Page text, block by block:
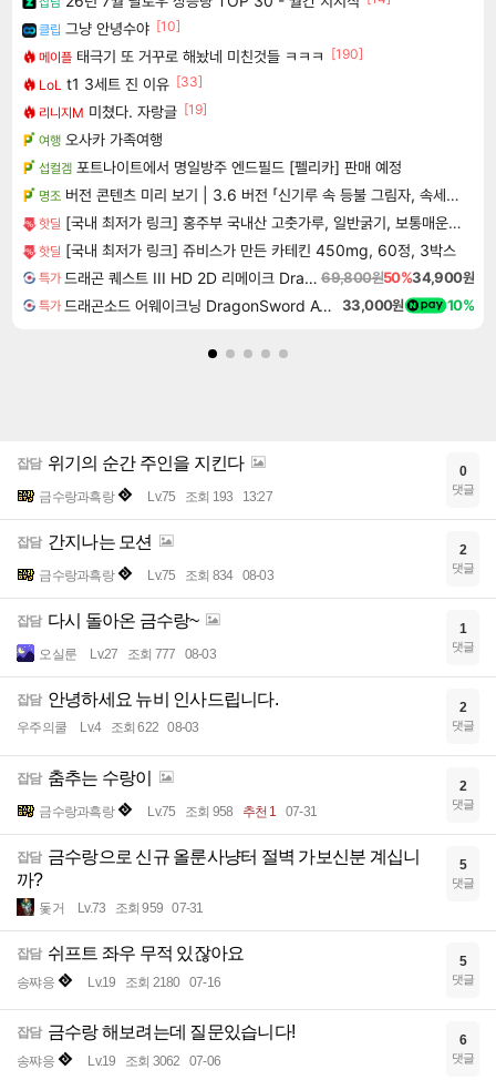
클립 그냥 안녕수야 [10]
메이플 태극기 또 거꾸로 해놨네 미친것들 ㅋㅋㅋ
[190]
LoL t1 3세트 진 이유 [33]
리니지M 미쳤다. 자랑글 [19]
여행 오사카 가족여행
섭컬겜 포트나이트에서 명일방주 엔드필드 [펠리카] 판매 예정
명조 버전 콘텐츠 미리 보기 | 3.6 버전 「신기루 속 등불 그림자, 속세에 깃든 검의 결심」이 8월 20일에 업데이트됩니다!
핫딜 [국내 최저가 링크] 홍주부 국내산 고춧가루, 일반굵기, 보통매운맛, 1kg, 1개
핫딜 [국내 최저가 링크] 쥬비스가 만든 카테킨 450mg, 60정, 3박스
특가 드래곤 퀘스트 III HD 2D 리메이크 Dragon Quest III HD 2D Remake 69,800원50%34,900원
특가 드래곤소드 어웨이크닝 DragonSword Awakening 33,000원 10%
잡담 위기의 순간 주인을 지킨다
금수랑과흑랑 Lv.75 조회 193 13:27
0
댓글
잡담 간지나는 모션
금수랑과흑랑 Lv.75 조회 834 08-03
2
댓글
잡담 다시 돌아온 금수랑~
오실룬 Lv.27 조회 777 08-03
1
댓글
잡담 안녕하세요 뉴비 인사드립니다.
우주의쿨 Lv.4 조회 622 08-03
2
댓글
잡담 춤추는 수랑이
금수랑과흑랑 Lv.75 조회 958 추천 1 07-31
2
댓글
잡담 금수랑으로 신규 올룬사냥터 절벽 가보신분 계십니
까?
돛거 Lv.73 조회 959 07-31
5
댓글
잡담 쉬프트 좌우 무적 있잖아요
송쨔응 Lv.19 조회 2180 07-16
5
댓글
잡담 금수랑 해보려는데 질문있습니다!
송쨔응 Lv.19 조회 3062 07-06
6
댓글